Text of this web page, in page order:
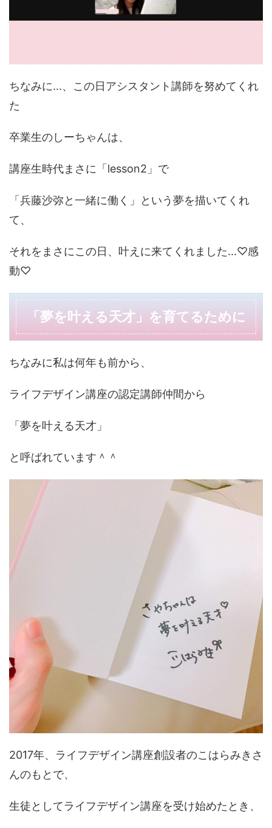
ちなみに...、この日アシスタント講師を努めてくれ
た
卒業生のしーちゃんは、
講座生時代まさに「lesson2」で
「兵藤沙弥と一緒に働く」という夢を描いてくれ
て、
それをまさにこの日、叶えに来てくれました...♡感
動♡
「夢を叶える天才」を育てるために
ちなみに私は何年も前から、
ライフデザイン講座の認定講師仲間から
「夢を叶える天才」
と呼ばれています＾＾
2017年、ライフデザイン講座創設者のこはらみきさ
んのもとで、
生徒としてライフデザイン講座を受け始めたとき、